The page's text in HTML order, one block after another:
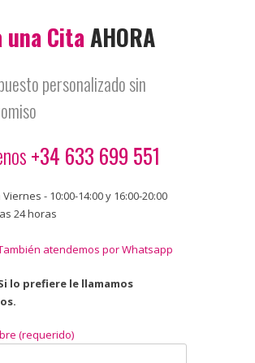
una CitaAHORA
personalizado sin
+34 633 699 551
- 10:00-14:00 y 16:00-20:00
24 horas
atendemos por Whatsapp
lo prefiere le llamamos
(requerido)